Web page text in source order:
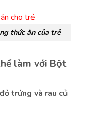
thức ăn của trẻ
làm với Bột
trứng và rau củ